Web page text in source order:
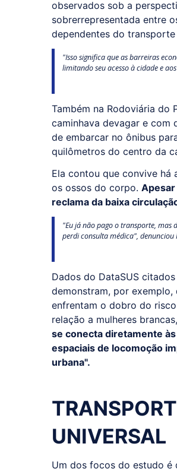
observados sob a
sobrerrepresentada entre
dependentes do
"Isso significa que as barreiras
limitando seu acesso à cidade e
Também na Rodoviária do
caminhava devagar e com
de embarcar no ônibus
quilômetros do centro da
Ela contou que convive há
os ossos do corpo. Apesar
reclama da baixa
"Eu já não pago o transporte, mas
perdi consulta médica", denunciou
Dados do DataSUS
demonstram, por exemplo,
enfrentam o dobro do
relação a mulheres brancas,
se conecta diretamente
espaciais de locomoção
urbana".
UNIVERSAL
Um dos focos do estudo é